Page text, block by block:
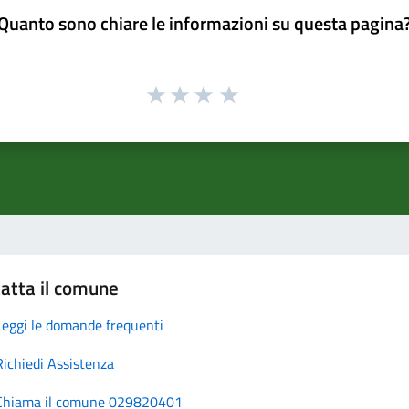
sono chiare le informazioni su questa
il comune
le domande frequenti
Assistenza
il comune 029820401